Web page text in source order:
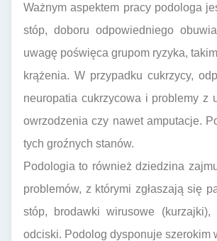
Ważnym aspektem pracy podologa
stóp, doboru odpowiedniego
uwagę poświęca grupom ryzyka,
krążenia. W przypadku cukrzycy,
neuropatia cukrzycowa i problemy z
owrzodzenia czy nawet amputacje.
tych groźnych stanów.
Podologia to również dziedzina
problemów, z którymi zgłaszają się
stóp, brodawki wirusowe
odciski. Podolog dysponuje szerokim